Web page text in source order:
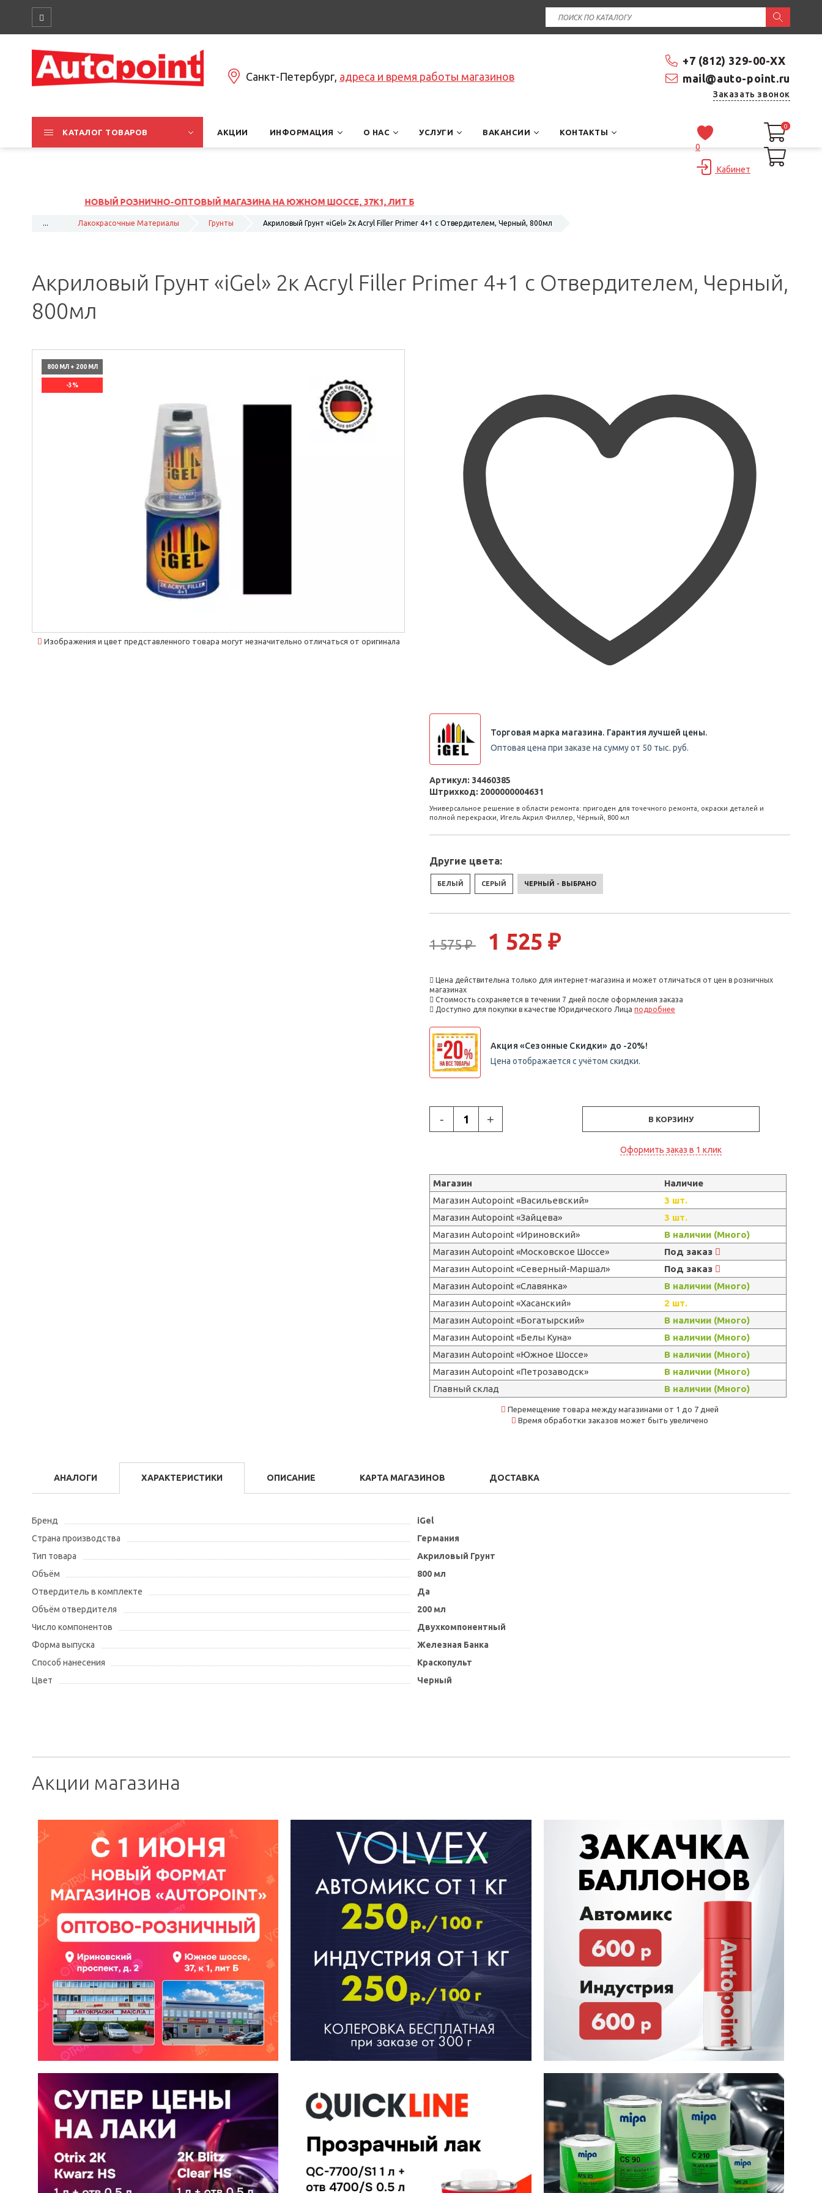
+7 (812) 329-00-XX
mail@auto-point.ru
Заказать звонок
Санкт-Петербург, адреса и время работы магазинов
КАТАЛОГ ТОВАРОВ АКЦИИ ИНФОРМАЦИЯ О НАС УСЛУГИ ВАКАНСИИ КОНТАКТЫ
0
Кабинет
0
0
МАГАЗИНА НА ЮЖНОМ ШОССЕ, 37К1, ЛИТ Б
... Лакокрасочные Материалы Грунты Акриловый Грунт «iGel» 2к Acryl Filler Primer 4+1 с Отвердителем, Черный, 800мл
Акриловый Грунт «iGel» 2к Acryl Filler Primer 4+1 с Отвердителем, Черный,
800мл
800 МЛ + 200 МЛ
-3%
Изображения и цвет представленного товара могут незначительно отличаться от оригинала
Торговая марка магазина. Гарантия лучшей цены.
Оптовая цена при заказе на сумму от 50 тыс. руб.
Артикул: 34460385
Штрихкод: 2000000004631
Универсальное решение в области ремонта: пригоден для точечного ремонта, окраски деталей и
полной перекраски, Игель Акрил Филлер, Чёрный, 800 мл
Другие цвета:
БЕЛЫЙ СЕРЫЙ ЧЕРНЫЙ - ВЫБРАНО
1 575 ₽ 1 525 ₽
Цена действительна только для интернет-магазина и может отличаться от цен в розничных
магазинах
Стоимость сохраняется в течении 7 дней после оформления заказа
Доступно для покупки в качестве Юридического Лица подробнее
Акция «Сезонные Скидки» до -20%!
Цена отображается с учётом скидки.
- + В КОРЗИНУ
Оформить заказ в 1 клик
Магазин
Наличие
Магазин Autopoint «Васильевский»
3 шт.
Магазин Autopoint «Зайцева»
3 шт.
Магазин Autopoint «Ириновский»
В наличии (Много)
Магазин Autopoint «Московское Шоссе»
Под заказ
Магазин Autopoint «Северный-Маршал»
Под заказ
Магазин Autopoint «Славянка»
В наличии (Много)
Магазин Autopoint «Хасанский»
2 шт.
Магазин Autopoint «Богатырский»
В наличии (Много)
Магазин Autopoint «Белы Куна»
В наличии (Много)
Магазин Autopoint «Южное Шоссе»
В наличии (Много)
Магазин Autopoint «Петрозаводск»
В наличии (Много)
Главный склад
В наличии (Много)
Перемещение товара между магазинами от 1 до 7 дней
Время обработки заказов может быть увеличено
АНАЛОГИ ХАРАКТЕРИСТИКИ ОПИСАНИЕ КАРТА МАГАЗИНОВ ДОСТАВКА
Бренд
iGel
Страна производства
Германия
Тип товара
Акриловый Грунт
Объём
800 мл
Отвердитель в комплекте
Да
Объём отвердителя
200 мл
Число компонентов
Двухкомпонентный
Форма выпуска
Железная Банка
Способ нанесения
Краскопульт
Цвет
Черный
Акции магазина